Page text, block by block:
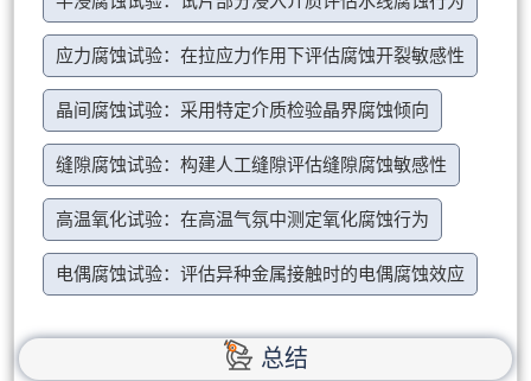
应力腐蚀试验：在拉应力作用下评估腐蚀开裂敏感性
晶间腐蚀试验：采用特定介质检验晶界腐蚀倾向
缝隙腐蚀试验：构建人工缝隙评估缝隙腐蚀敏感性
高温氧化试验：在高温气氛中测定氧化腐蚀行为
电偶腐蚀试验：评估异种金属接触时的电偶腐蚀效应
总结